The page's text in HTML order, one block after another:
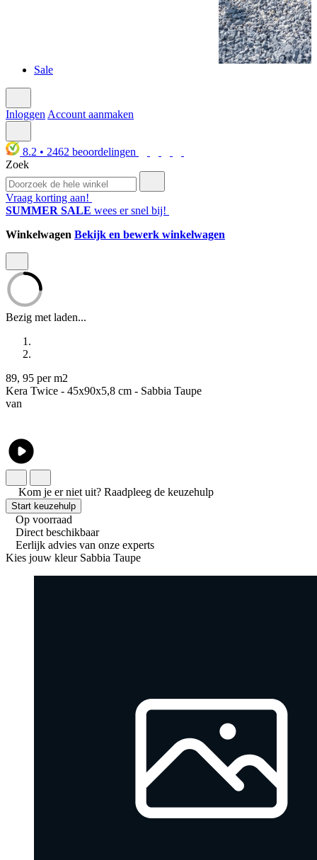
Sale
InloggenAccount aanmaken
8.2 • 2462 beoordelingen
Zoek
Vraag korting aan!
SUMMER SALE wees er snel bij!
Winkelwagen Bekijk en bewerk winkelwagen
Bezig met laden...
89, 95 per m2
Kera Twice - 45x90x5,8 cm - Sabbia Taupe
van
Kom je er niet uit? Raadpleeg de keuzehulp
Start keuzehulp
Op voorraad
Direct beschikbaar
Eerlijk advies van onze experts
Kies jouw kleur Sabbia Taupe